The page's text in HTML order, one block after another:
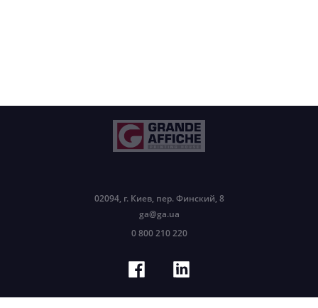
02094, г. Киев, пер. Финский, 8
ga@ga.ua
0 800 210 220